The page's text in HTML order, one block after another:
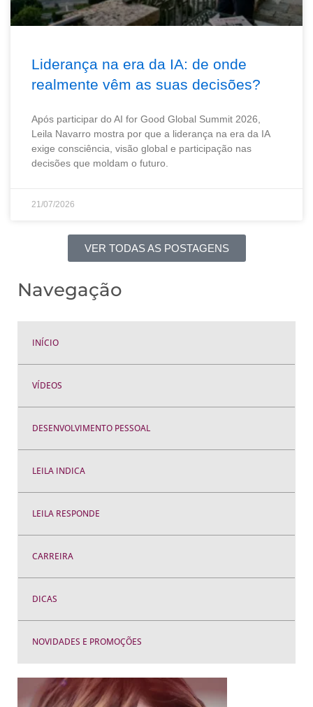
Liderança na era da IA: de onde
realmente vêm as suas decisões?
Após participar do AI for Good Global Summit 2026,
Leila Navarro mostra por que a liderança na era da IA
exige consciência, visão global e participação nas
decisões que moldam o futuro.
21/07/2026
VER TODAS AS POSTAGENS
Navegação
INÍCIO
VÍDEOS
DESENVOLVIMENTO PESSOAL
LEILA INDICA
LEILA RESPONDE
CARREIRA
DICAS
NOVIDADES E PROMOÇÕES